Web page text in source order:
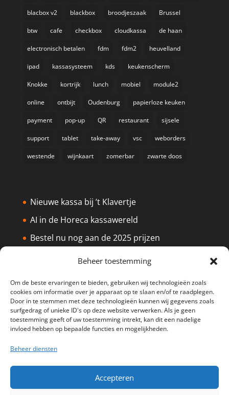
Beheer toestemming
Om de beste ervaringen te bieden, gebruiken wij technologieën zoals
cookies om informatie over je apparaat op te slaan en/of te raadplegen.
Door in te stemmen met deze technologieën kunnen wij gegevens zoals
surfgedrag of unieke ID's op deze website verwerken. Als je geen
toestemming geeft of uw toestemming intrekt, kan dit een nadelige
invloed hebben op bepaalde functies en mogelijkheden.
Beheer diensten
Accepteren
blacbox v2 blackbox broodjeszaak Brussel
btw cafe checkbox cloudkassa de haan
electronisch betalen fdm fdm2 heuvelland
ipad kassasysteem kds keukenscherm
Knokke kortrijk lunch mobiel module2
online ontbijt Oudenburg papierloze keuken
payment pop-up QR restaurant sijsele
support tablet take-away vsc weborders
westende wijnkaart zomerbar zwarte doos
Nieuwe kassa bij ’t Klavertje
AI in de Horeca kassawereld
Bestel nu nog aan de 2025 prijzen
Safran Palace start met nieuw
BTW aanpassingen HoReCa vanaf 1
maart 2026
Support